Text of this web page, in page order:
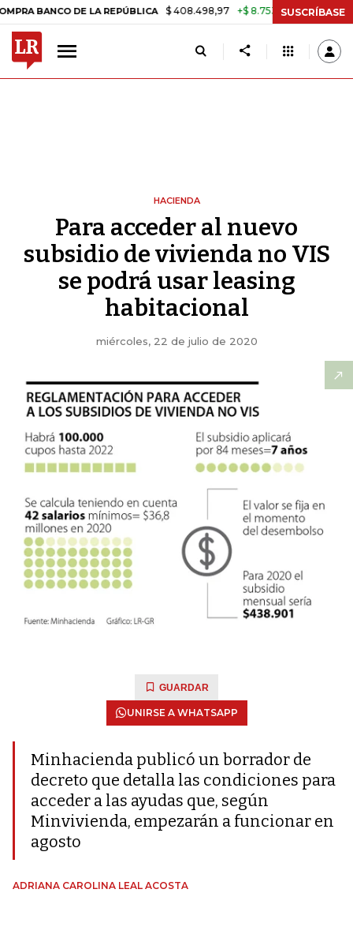
DE LA REPÚBLICA $ 408.498,97 +$ 8.753,81 +2,19% TASA
SUSCRÍBASE
HACIENDA
Para acceder al nuevo
subsidio de vivienda no VIS
se podrá usar leasing
habitacional
miércoles, 22 de julio de 2020
GUARDAR
UNIRSE A WHATSAPP
Minhacienda publicó un borrador de
decreto que detalla las condiciones para
acceder a las ayudas que, según
Minvivienda, empezarán a funcionar en
agosto
ADRIANA CAROLINA LEAL ACOSTA